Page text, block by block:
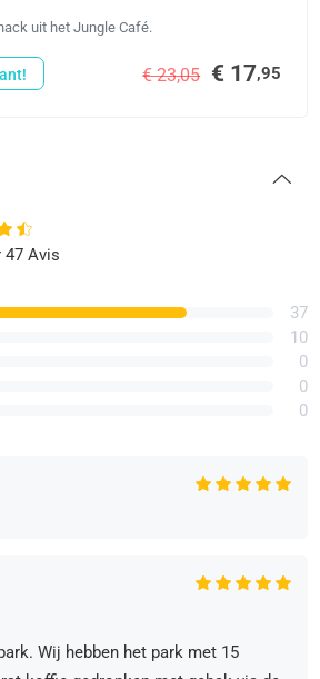
uit het Jungle Café.
€ 23,05 € 17,95
47 Avis
37
10
0
0
0
Wij hebben het park met 15